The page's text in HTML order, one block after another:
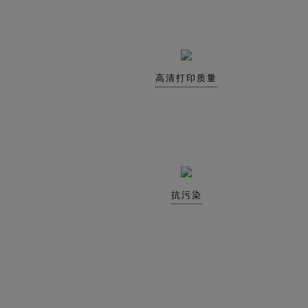
高清打印质量
抗污染